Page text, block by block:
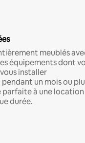
meublés
équipements dont
installer
un mois ou
à une location
durée.